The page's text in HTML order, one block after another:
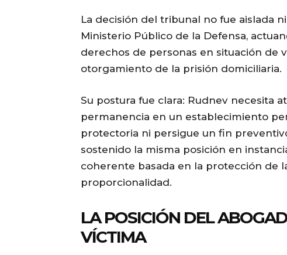
La decisión del tribunal no fue aislada
Ministerio Público de la Defensa,
derechos de personas en situación de
otorgamiento de la prisión domiciliaria.
Su postura fue clara: Rudnev necesita
permanencia en un establecimiento
protectoria ni persigue un fin
sostenido la misma posición en
coherente basada en la protección de
proporcionalidad.
LA POSICIÓN DEL
VÍCTIMA